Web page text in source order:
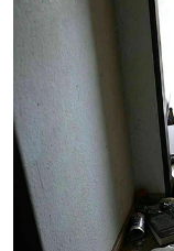
genossenschaft
epaper login